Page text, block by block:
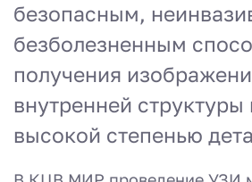
безопасным,
безболезненным
получения
внутренней структуры
высокой степенью